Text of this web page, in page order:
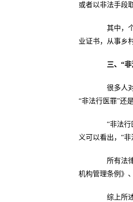
或者以非法手段
其中，个
业证书，从事乡
三、 “非
很多人对“
“非法行医罪”还
“非法行医
义可以看出，“
所有法律
机构管理条例》
综上所述